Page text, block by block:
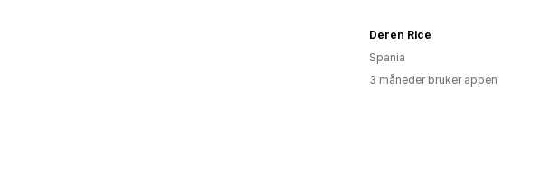
Deren Rice
Spania
3 måneder bruker appen